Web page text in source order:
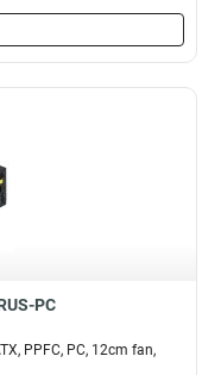
PC
PPFC, PC, 12cm fan,